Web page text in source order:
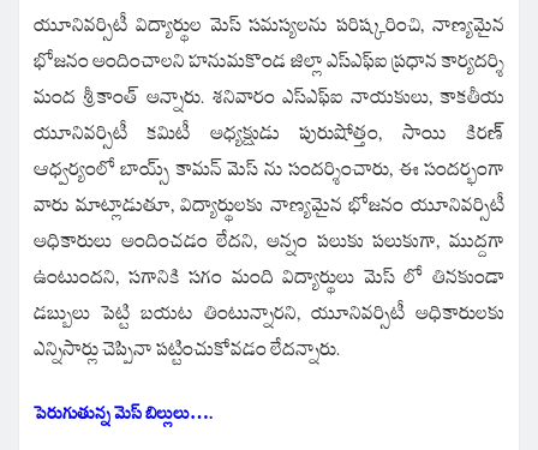
యూనివర్సిటీ విద్యార్థుల మెస్ సమస్యలను పరిష్కరించి, నాణ్యమైన
భోజనం అందించాలని హనుమకొండ జిల్లా ఎస్ఎఫ్ఐ ప్రధాన కార్యదర్శి
మంద శ్రీకాంత్ అన్నారు.శనివారం ఎస్ఎఫ్ఐ నాయకులు,కాకతీయ
యూనివర్సిటీ కమిటీ అధ్యక్షుడు పురుషోత్తం, సాయి కిరణ్
ఆధ్వర్యంలో బాయ్స్ కామన్ మెస్ ను సందర్శించారు, ఈ సందర్భంగా
వారు మాట్లాడుతూ, విద్యార్థులకు నాణ్యమైన భోజనం యూనివర్సిటీ
అధికారులు అందించడం లేదని, అన్నం పలుకు పలుకుగా, ముద్దగా
ఉంటుందని, సగానికి సగం మంది విద్యార్థులు మెస్ లో తినకుండా
డబ్బులు పెట్టి బయట తింటున్నారని, యూనివర్సిటీ అధికారులకు
ఎన్నిసార్లు చెప్పినా పట్టించుకోవడం లేదన్నారు.
పెరుగుతున్న మెస్ బిల్లులు….